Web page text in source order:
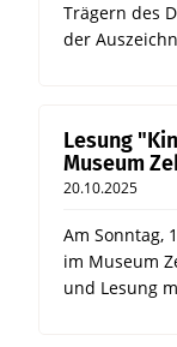
Trägern des
der
Lesung
Museum
20.10.2025
Am Sonntag,
im Museum
und Lesung